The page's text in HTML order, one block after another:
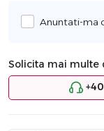
Anuntati-ma
Solicita mai multe